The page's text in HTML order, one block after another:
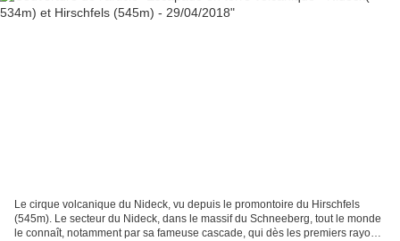
Le cirque volcanique du Nideck, vu depuis le promontoire du Hirschfels
(545m). Le secteur du Nideck, dans le massif du Schneeberg, tout le monde
le connaît, notamment par sa fameuse cascade, qui dès les premiers rayons